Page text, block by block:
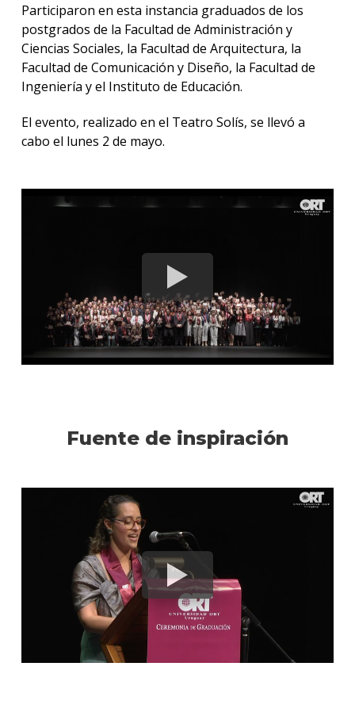
Participaron en esta instancia graduados de los
postgrados de la Facultad de Administración y
Ciencias Sociales, la Facultad de Arquitectura, la
Facultad de Comunicación y Diseño, la Facultad de
Ingeniería y el Instituto de Educación.
El evento, realizado en el Teatro Solís, se llevó a
cabo el lunes 2 de mayo.
Fuente de inspiración